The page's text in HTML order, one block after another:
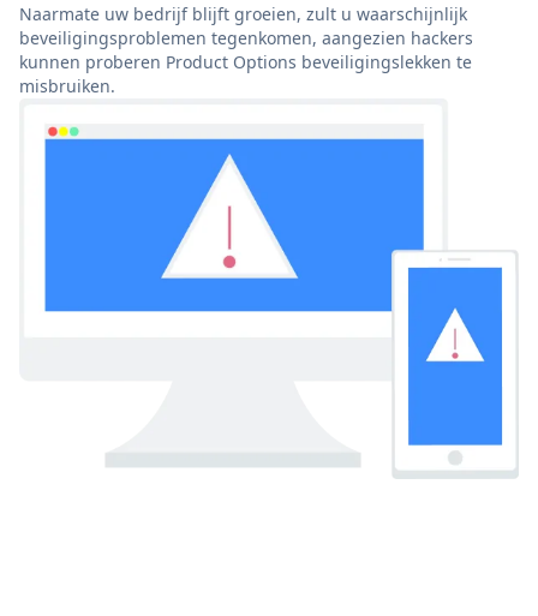
Naarmate uw bedrijf blijft groeien, zult u waarschijnlijk
beveiligingsproblemen tegenkomen, aangezien hackers
kunnen proberen Product Options beveiligingslekken te
misbruiken.